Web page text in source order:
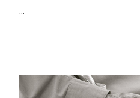
...